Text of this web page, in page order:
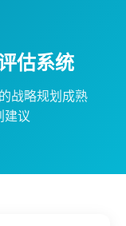
估系统
战略规划成熟
建议